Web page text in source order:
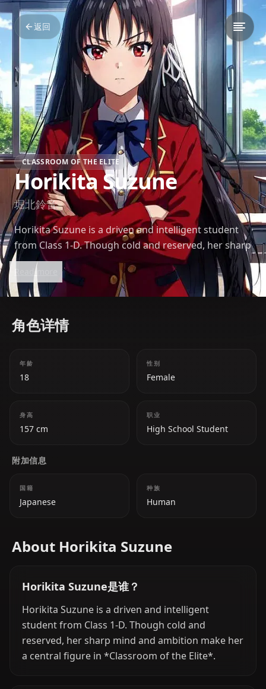
返回
CLASSROOM OF THE ELITE
Horikita Suzune
堀北鈴音
Horikita Suzune is a driven and intelligent student
from Class 1-D. Though cold and reserved, her sharp
mind and ambition make her a central figure in
*Classroom of the Elite*.
Read more
角色详情
年龄
18
性别
Female
身高
157 cm
职业
High School Student
附加信息
国籍
Japanese
种族
Human
About Horikita Suzune
Horikita Suzune是谁？
Horikita Suzune is a driven and intelligent
student from Class 1-D. Though cold and
reserved, her sharp mind and ambition make her
a central figure in *Classroom of the Elite*.